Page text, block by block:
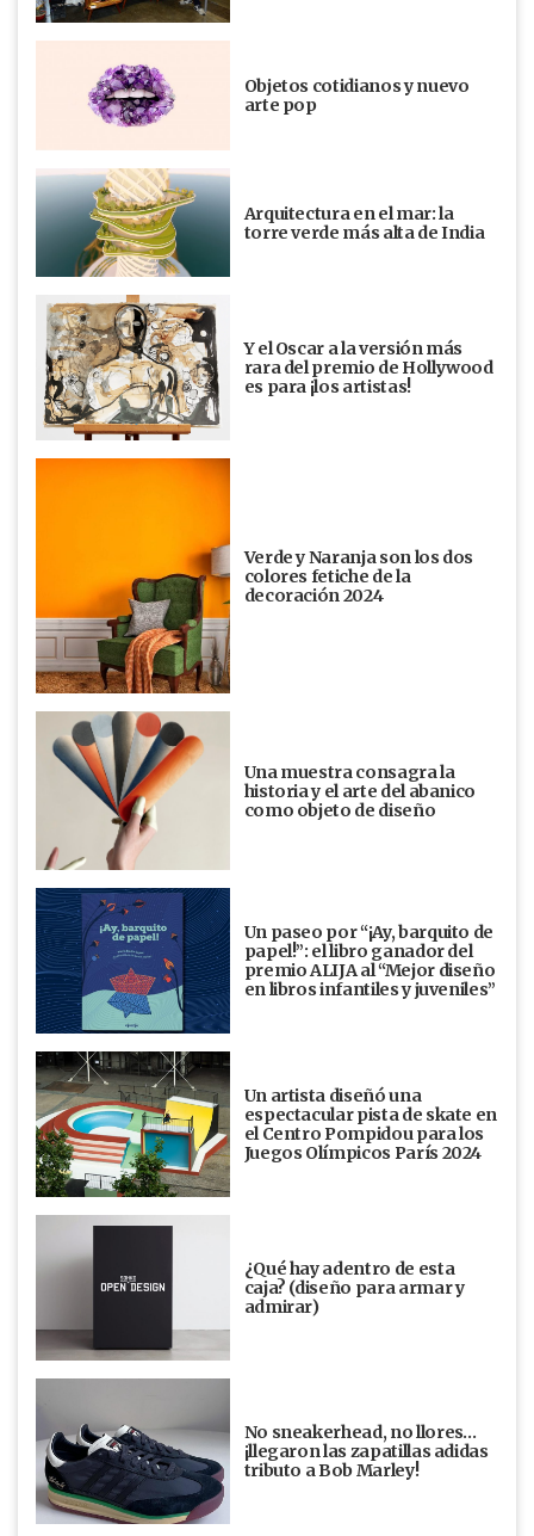
Objetos cotidianos y nuevo
arte pop
Arquitectura en el mar: la
torre verde más alta de India
Y el Oscar a la versión más
rara del premio de Hollywood
es para ¡los artistas!
Verde y Naranja son los dos
colores fetiche de la
decoración 2024
Una muestra consagra la
historia y el arte del abanico
como objeto de diseño
Un paseo por “¡Ay, barquito de
papel!”: el libro ganador del
premio ALIJA al “Mejor diseño
en libros infantiles y juveniles”
Un artista diseñó una
espectacular pista de skate en
el Centro Pompidou para los
Juegos Olímpicos París 2024
¿Qué hay adentro de esta
caja? (diseño para armar y
admirar)
No sneakerhead, no llores…
¡llegaron las zapatillas adidas
tributo a Bob Marley!